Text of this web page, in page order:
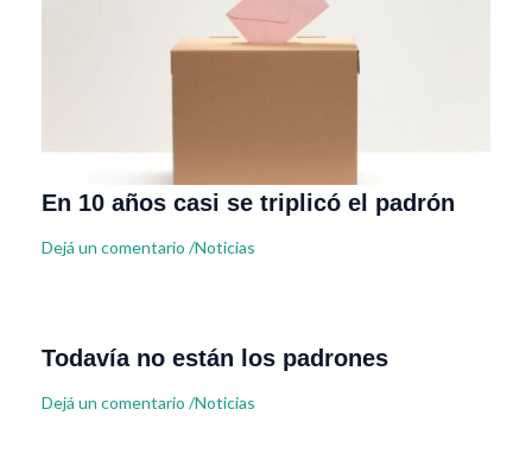
En 10 años casi se triplicó el padrón
Dejá un comentario /Noticias
Todavía no están los padrones
Dejá un comentario /Noticias